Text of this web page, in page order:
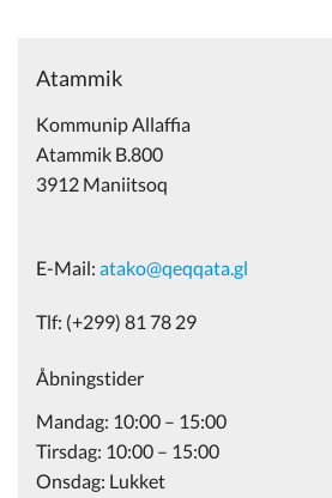
Atammik
Kommunip Allaffia
Atammik B.800
3912 Maniitsoq
E-Mail: atako@qeqqata.gl
Tlf: (+299) 81 78 29
Åbningstider
Mandag: 10:00 – 15:00
Tirsdag: 10:00 – 15:00
Onsdag: Lukket